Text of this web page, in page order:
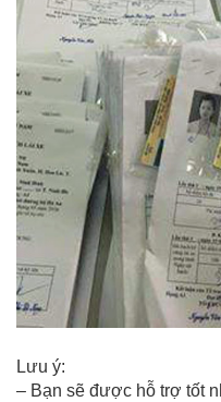
Lưu ý:
– Bạn sẽ được hỗ trợ tốt